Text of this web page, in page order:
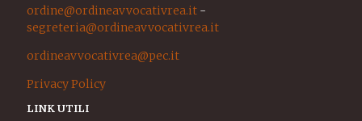
ordine@ordineavvocativrea.it -
segreteria@ordineavvocativrea.it
ordineavvocativrea@pec.it
Privacy Policy
LINK UTILI